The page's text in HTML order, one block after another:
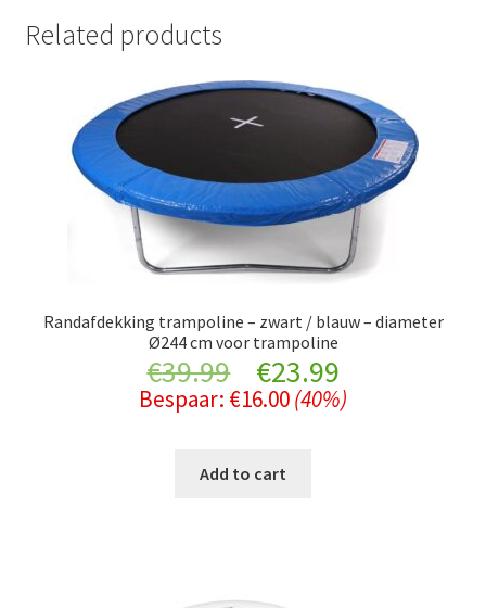
Related products
Randafdekking trampoline – zwart / blauw – diameter
Ø244 cm voor trampoline
€39.99
Original
price
was:
€23.99Current
price
Bespaar: €16.00(40%)
Add to cart